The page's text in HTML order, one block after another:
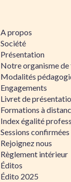
A propos
Société
Présentation
Notre organisme
Modalités
Engagements
Livret de
Formations à
Index égalité
Sessions confirmées
Rejoignez nous
Règlement intérieur
Éditos
Édito 2025